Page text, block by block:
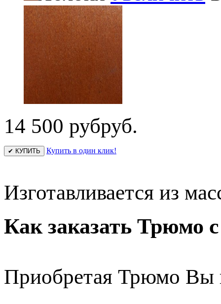
14 500 рубруб.
✔ КУПИТЬ Купить в один клик!
Изготавливается из
Как заказать Трюмо
Приобретая Трюмо Вы